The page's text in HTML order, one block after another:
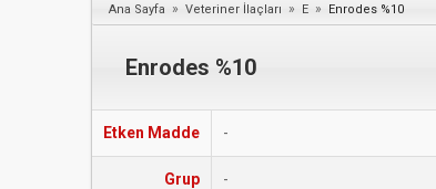
Ana Sayfa » Veteriner İlaçları » E » Enrodes %10
Enrodes %10
Etken Madde -
Grup -